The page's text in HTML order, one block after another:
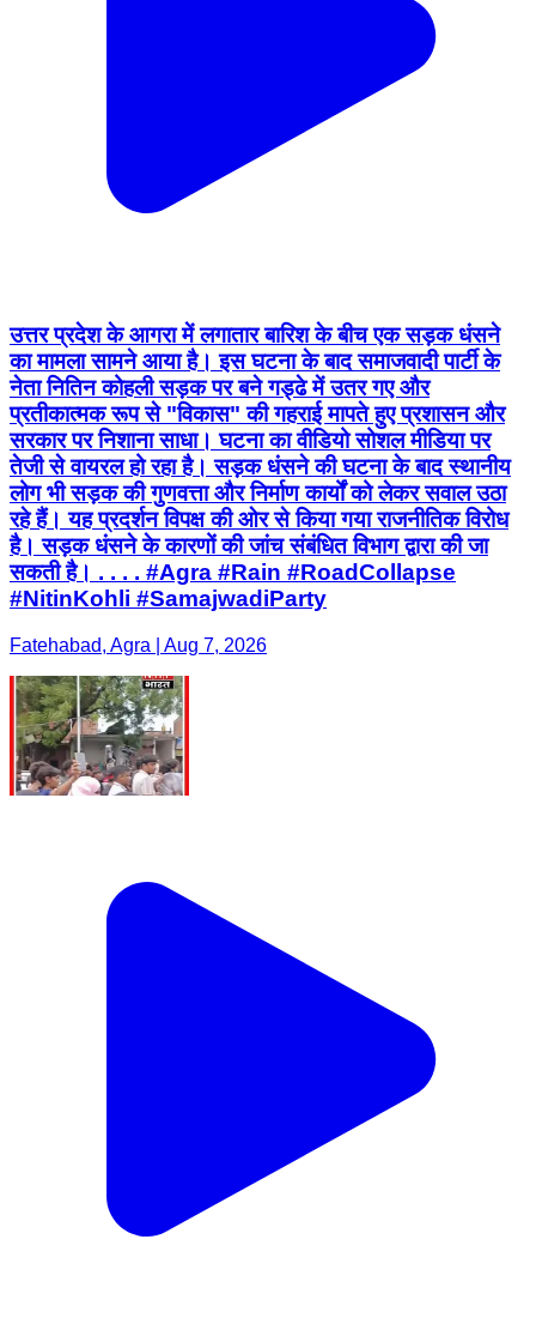
उत्तर प्रदेश के आगरा में लगातार बारिश के बीच एक सड़क धंसने
का मामला सामने आया है। इस घटना के बाद समाजवादी पार्टी के
नेता नितिन कोहली सड़क पर बने गड्ढे में उतर गए और
प्रतीकात्मक रूप से "विकास" की गहराई मापते हुए प्रशासन और
सरकार पर निशाना साधा। घटना का वीडियो सोशल मीडिया पर
तेजी से वायरल हो रहा है। सड़क धंसने की घटना के बाद स्थानीय
लोग भी सड़क की गुणवत्ता और निर्माण कार्यों को लेकर सवाल उठा
रहे हैं। यह प्रदर्शन विपक्ष की ओर से किया गया राजनीतिक विरोध
है। सड़क धंसने के कारणों की जांच संबंधित विभाग द्वारा की जा
सकती है। . . . . #Agra #Rain #RoadCollapse
#NitinKohli #SamajwadiParty
Fatehabad, Agra | Aug 7, 2026